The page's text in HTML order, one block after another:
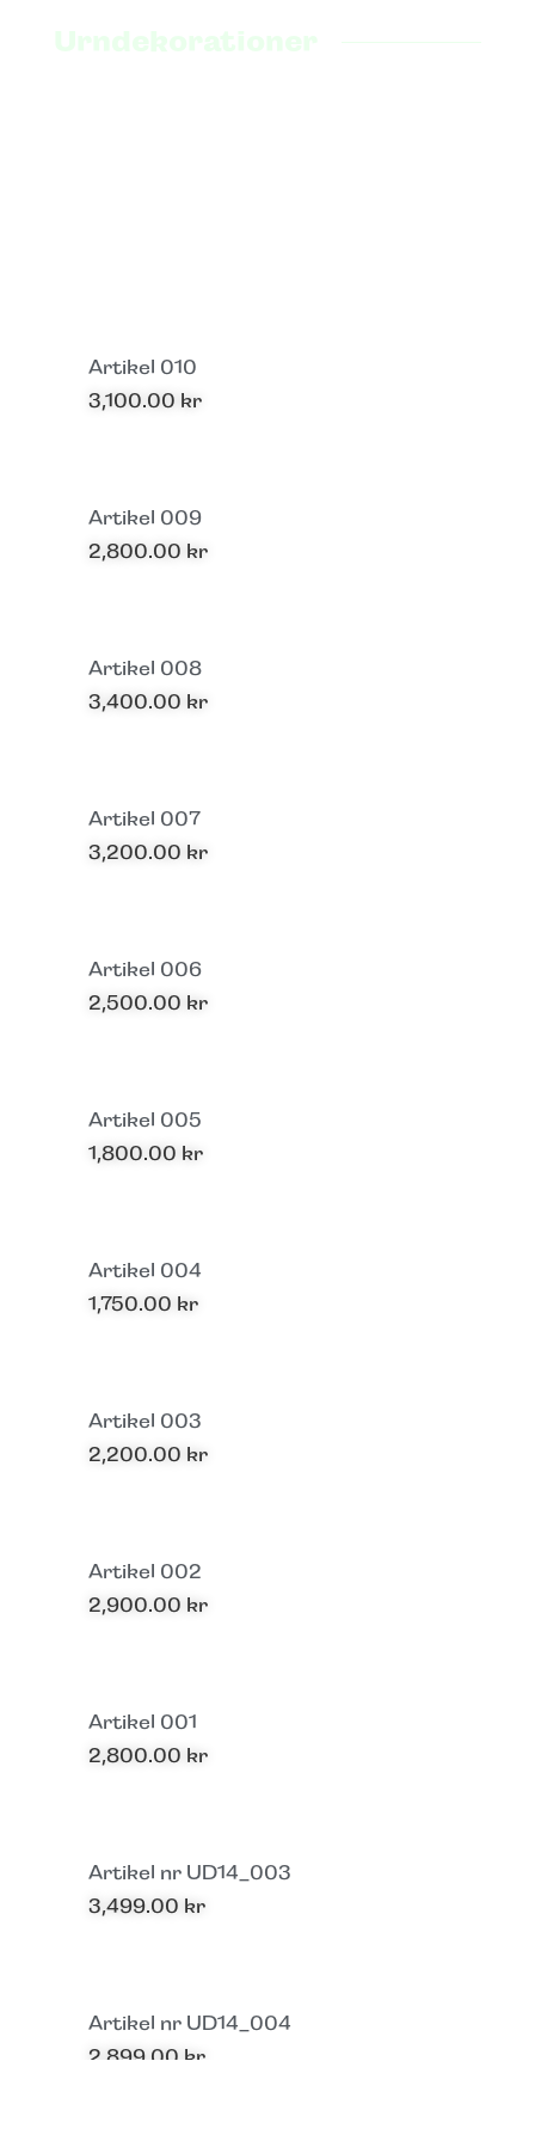
Artikel 010
3,100.00 kr
Artikel 009
2,800.00 kr
Artikel 008
3,400.00 kr
Artikel 007
3,200.00 kr
Artikel 006
2,500.00 kr
Artikel 005
1,800.00 kr
Artikel 004
1,750.00 kr
Artikel 003
2,200.00 kr
Artikel 002
2,900.00 kr
Artikel 001
2,800.00 kr
Artikel nr UD14_003
3,499.00 kr
Artikel nr UD14_004
2,899.00 kr